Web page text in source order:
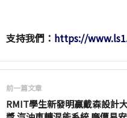
支持我們： https://
前一篇文章
RMIT學生新發明贏戴森設計